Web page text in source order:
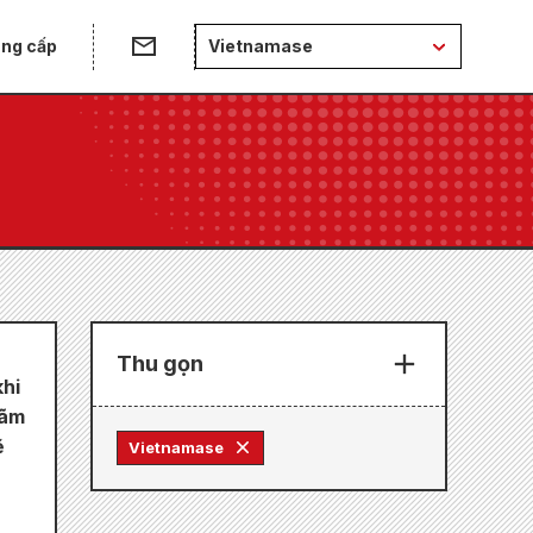
cấp Vietnamase
Thu gọn
Vietnamase